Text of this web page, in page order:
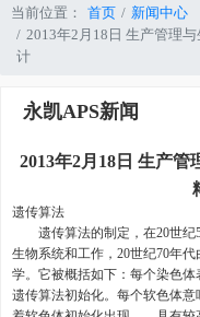
当前位置： 首页
新闻中心
2013年2月18日 生产管理
计
永凯APS新闻
2013年2月18日 生产
遗传算法
遗传算法的制定，在20世纪
生物系统和工作，20世纪70年
学。它被概括如下：每个染色
遗传算法初始化。每个软色体